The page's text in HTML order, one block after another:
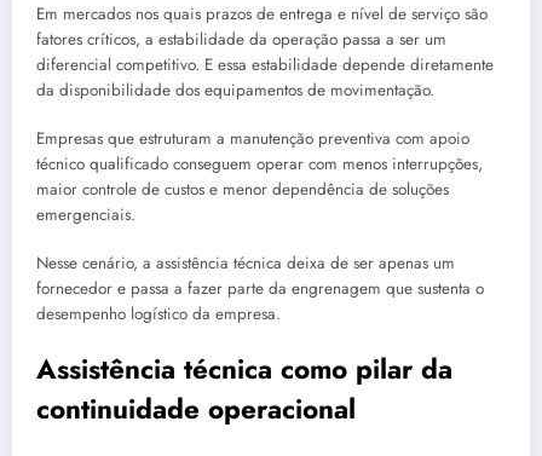
Em mercados nos quais prazos de entrega e nível de serviço são
fatores críticos, a estabilidade da operação passa a ser um
diferencial competitivo. E essa estabilidade depende diretamente
da disponibilidade dos equipamentos de movimentação.
Empresas que estruturam a manutenção preventiva com apoio
técnico qualificado conseguem operar com menos interrupções,
maior controle de custos e menor dependência de soluções
emergenciais.
Nesse cenário, a assistência técnica deixa de ser apenas um
fornecedor e passa a fazer parte da engrenagem que sustenta o
desempenho logístico da empresa.
Assistência técnica como pilar da
continuidade operacional